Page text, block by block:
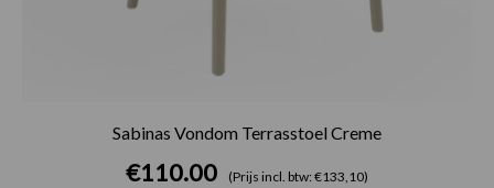
Sabinas Vondom Terrasstoel Creme
€110.00 (Prijs incl. btw: €133,10)